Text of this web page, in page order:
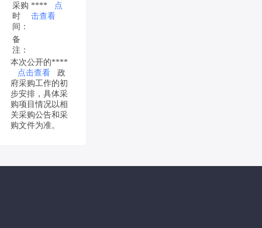
采购
时
间：
****
点
击查看
备
注：
本次公开的****
点击查看
政
府采购工作的初
步安排，具体采
购项目情况以相
关采购公告和采
购文件为准。